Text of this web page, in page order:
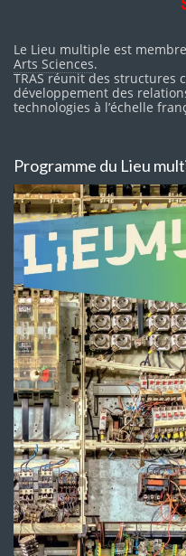
Le Lieu multiple est
Arts Sciences.
TRAS réunit des structures
développement des
technologies à l’échelle
Programme du Lieu